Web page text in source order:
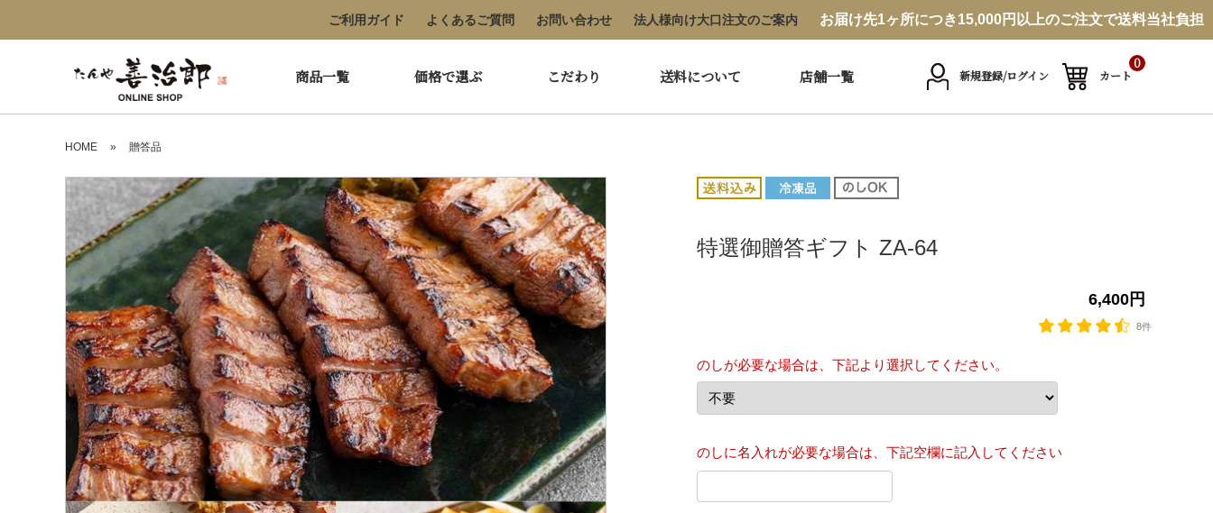
ご利用ガイド よくあるご質問 お問い合わせ 法人様向け大口注文のご案内 お届け先1ヶ所につき15,000円以上のご注文で送料当社負担
商品一覧 価格で選ぶ こだわり 送料について 店舗一覧 カート
0
新規登録/ログイン
HOME » 贈答品
特選御贈答ギフト ZA-64
6,400円
8件
のしが必要な場合は、下記より選択してください。
のしに名入れが必要な場合は、下記空欄に記入してください